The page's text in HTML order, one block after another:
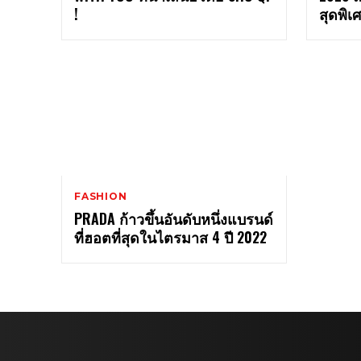
!
สุดพิเ
FASHION
PRADA ก้าวขึ้นอันดับหนึ่งแบรนด์
ที่ฮอตที่สุดในไตรมาส 4 ปี 2022